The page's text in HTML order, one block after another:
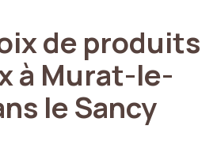
de produits
à Murat-le-
leSancy